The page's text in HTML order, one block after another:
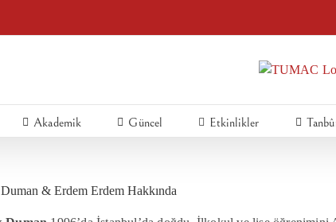
Akademik Güncel Etkinlikler
Duman & Erdem Erdem Hakkında